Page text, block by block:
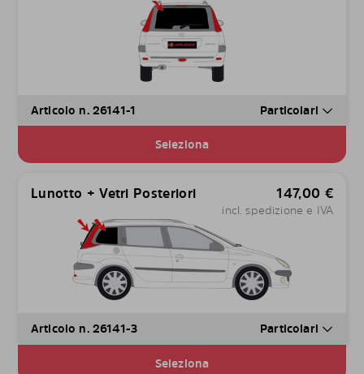
Articolo n. 26141-1 Particolari
Seleziona
Lunotto + Vetri Posteriori 147,00 €
incl. spedizione e IVA
Articolo n. 26141-3 Particolari
Seleziona